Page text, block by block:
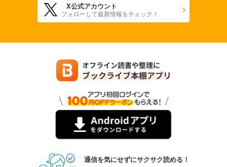
X公式アカウント
フォローして最新情報をチェック！
通信を気にせずにサクサク読める！